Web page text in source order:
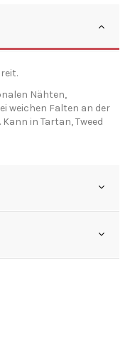
Nähten,
weichen Falten an der
in Tartan, Tweed